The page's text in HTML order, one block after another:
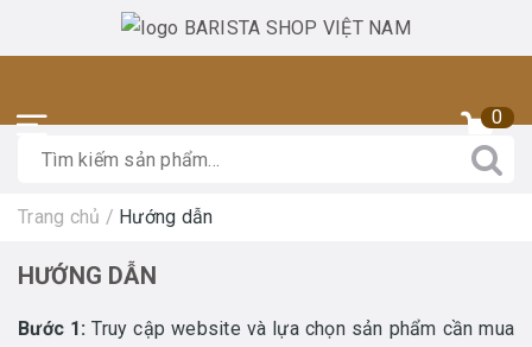
0
Trang chủ / Hướng dẫn
HƯỚNG DẪN
Bước 1: Truy cập website và lựa chọn sản phẩm cần mua